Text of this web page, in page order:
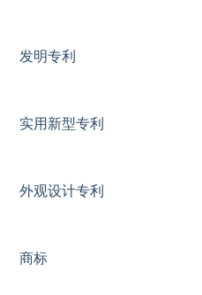
发明专利
实用新型专利
外观设计专利
商标